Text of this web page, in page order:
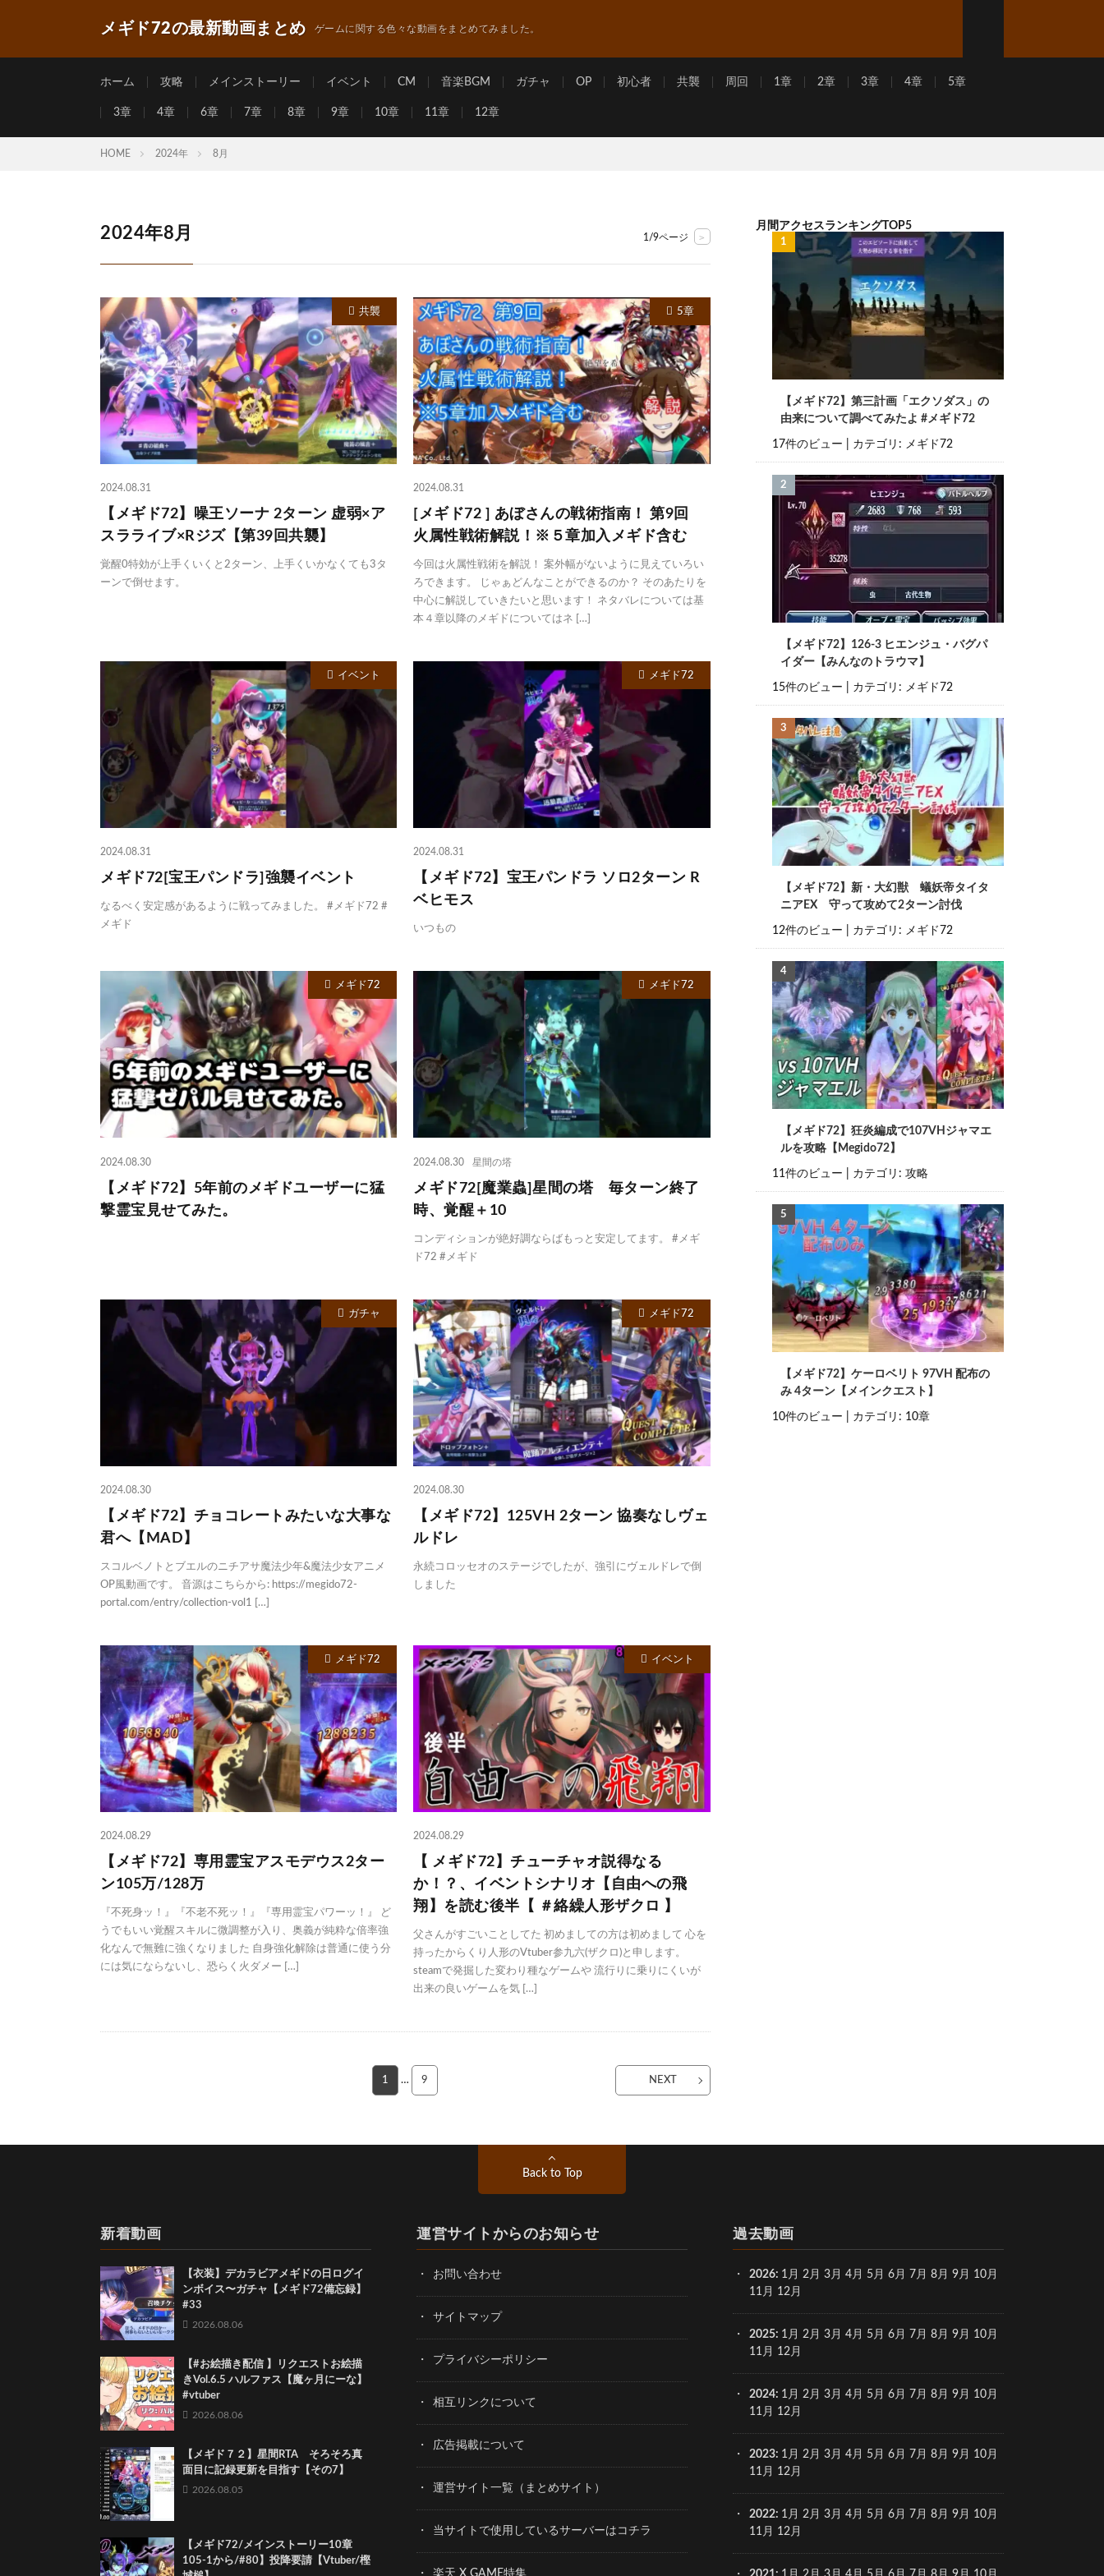
メギド72の最新動画まとめ ゲームに関する色々な動画をまとめてみました。
ホーム 攻略 メインストーリー イベント CM 音楽BGM ガチャ OP 初心者 共襲 周回 1章 2章 3章 4章 5章
3章 4章 6章 7章 8章 9章 10章 11章 12章
HOME 2024年 8月
2024年8月 1/9ページ >
共襲
2024.08.31
【メギド72】噪王ソーナ 2ターン 虚弱×ア
スラライブ×Rジズ【第39回共襲】
覚醒0特効が上手くいくと2ターン、上手くいかなくても3タ
ーンで倒せます。
5章
2024.08.31
[メギド72 ] あぼさんの戦術指南！ 第9回
火属性戦術解説！※５章加入メギド含む
今回は火属性戦術を解説！ 案外幅がないように見えていろい
ろできます。 じゃぁどんなことができるのか？ そのあたりを
中心に解説していきたいと思います！ ネタバレについては基
本４章以降のメギドについてはネ […]
イベント
2024.08.31
メギド72[宝王パンドラ]強襲イベント
なるべく安定感があるように戦ってみました。 #メギド72 #
メギド
メギド72
2024.08.31
【メギド72】宝王パンドラ ソロ2ターン R
ベヒモス
いつもの
メギド72
2024.08.30
‪【メギド72】‬5年前のメギドユーザーに猛
撃霊宝見せてみた。
メギド72
2024.08.30 星間の塔
メギド72[魔業蟲]星間の塔 毎ターン終了
時、覚醒＋10
コンディションが絶好調ならばもっと安定してます。 #メギ
ド72 #メギド
ガチャ
2024.08.30
【メギド72】チョコレートみたいな大事な
君へ【MAD】
スコルベノトとブエルのニチアサ魔法少年&魔法少女アニメ
OP風動画です。 音源はこちらから: https://megido72-
portal.com/entry/collection-vol1 […]
メギド72
2024.08.30
【メギド72】125VH 2ターン 協奏なしヴェ
ルドレ
永続コロッセオのステージでしたが、強引にヴェルドレで倒
しました
メギド72
2024.08.29
【メギド72】専用霊宝アスモデウス2ター
ン105万/128万
『不死身ッ！』『不老不死ッ！』『専用霊宝パワーッ！』 ど
うでもいい覚醒スキルに微調整が入り、奥義が純粋な倍率強
化なんで無難に強くなりました 自身強化解除は普通に使う分
には気にならないし、恐らく火ダメー […]
イベント
2024.08.29
【 メギド72】チューチャオ説得なる
か！？、イベントシナリオ【自由への飛
翔】を読む後半【 ＃絡繰人形ザクロ 】
父さんがすごいことしてた 初めましての方は初めまして 心を
持ったからくり人形のVtuber参九六(ザクロ)と申します。
steamで発掘した変わり種なゲームや 流行りに乗りにくいが
出来の良いゲームを気 […]
1 … 9 NEXT
月間アクセスランキングTOP5
【メギド72】第三計画「エクソダス」の
由来について調べてみたよ #メギド72
17件のビュー カテゴリ: メギド72
【メギド72】126-3 ヒエンジュ・バグパ
イダー【みんなのトラウマ】
15件のビュー カテゴリ: メギド72
【メギド72】新・大幻獣 蟻妖帝タイタ
ニアEX 守って攻めて2ターン討伐
12件のビュー カテゴリ: メギド72
【メギド72】狂炎編成で107VHジャマエ
ルを攻略【Megido72】
11件のビュー カテゴリ: 攻略
【メギド72】ケーロベリト 97VH 配布の
み 4ターン【メインクエスト】
10件のビュー カテゴリ: 10章
Back to Top
新着動画
【衣装】デカラビアメギドの日ログイ
ンボイス〜ガチャ【メギド72備忘録】
#33
2026.08.06
【#お絵描き配信 】リクエストお絵描
きVol.6.5 ハルファス【魔ヶ月にーな】
#vtuber
2026.08.06
【メギド７２】星間RTA そろそろ真
面目に記録更新を目指す【その7】
2026.08.05
【メギド72/メインストーリー10章
105-1から/#80】投降要請【Vtuber/樫
運営サイトからのお知らせ
お問い合わせ
サイトマップ
プライバシーポリシー
相互リンクについて
広告掲載について
運営サイト一覧（まとめサイト）
当サイトで使用しているサーバーはコチラ
楽天 X GAME特集
過去動画
2026: 1月 2月 3月 4月 5月 6月 7月 8月 9月
10月
11月
12月
2025: 1月 2月 3月 4月 5月 6月 7月 8月 9月
10月
11月
12月
2024: 1月 2月 3月 4月 5月 6月 7月 8月 9月
10月
11月
12月
2023: 1月 2月 3月 4月 5月 6月 7月 8月 9月
10月
11月
12月
2022: 1月 2月 3月 4月 5月 6月 7月 8月 9月
10月
11月
12月